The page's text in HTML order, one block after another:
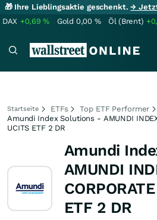
🎁 Ihre Lieblingsaktie geschenkt.→
DAX +0,69% Gold 0,00 % Öl (Brent)
Startseite ETFs
Top ETF Performer
Amundi Index Solutions - AMUNDI INDEX
UCITS ETF 2 DR
Amundi
AMUNDI
ETF 2 DR